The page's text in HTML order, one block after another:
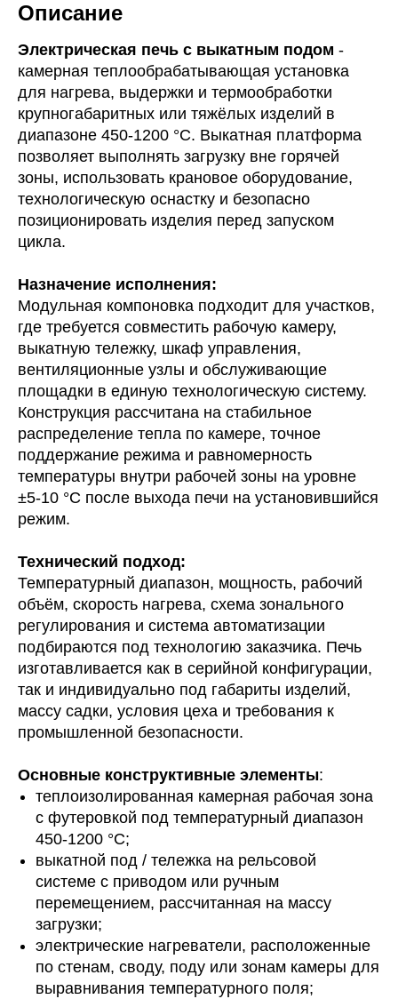
Описание
Электрическая печь с выкатным подом -
камерная теплообрабатывающая установка
для нагрева, выдержки и термообработки
крупногабаритных или тяжёлых изделий в
диапазоне 450-1200 °C. Выкатная платформа
позволяет выполнять загрузку вне горячей
зоны, использовать крановое оборудование,
технологическую оснастку и безопасно
позиционировать изделия перед запуском
цикла.
Назначение исполнения:
Модульная компоновка подходит для участков,
где требуется совместить рабочую камеру,
выкатную тележку, шкаф управления,
вентиляционные узлы и обслуживающие
площадки в единую технологическую систему.
Конструкция рассчитана на стабильное
распределение тепла по камере, точное
поддержание режима и равномерность
температуры внутри рабочей зоны на уровне
±5-10 °C после выхода печи на установившийся
режим.
Технический подход:
Температурный диапазон, мощность, рабочий
объём, скорость нагрева, схема зонального
регулирования и система автоматизации
подбираются под технологию заказчика. Печь
изготавливается как в серийной конфигурации,
так и индивидуально под габариты изделий,
массу садки, условия цеха и требования к
промышленной безопасности.
Основные конструктивные элементы:
теплоизолированная камерная рабочая зона
с футеровкой под температурный диапазон
450-1200 °C;
выкатной под / тележка на рельсовой
системе с приводом или ручным
перемещением, рассчитанная на массу
загрузки;
электрические нагреватели, расположенные
по стенам, своду, поду или зонам камеры для
выравнивания температурного поля;